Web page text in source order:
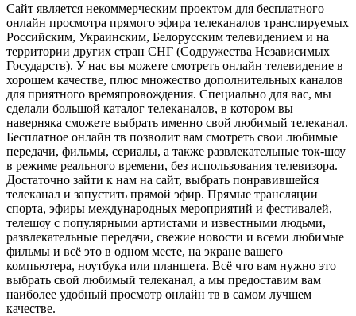
Сайт является некоммерческим проектом для бесплатного
онлайн просмотра прямого эфира телеканалов транслируемых
Российским, Украинским, Белорусским телевидением и на
территории других стран СНГ (Содружества Независимых
Государств). У нас вы можете смотреть онлайн телевидение в
хорошем качестве, плюс множество дополнительных каналов
для приятного времяпровождения. Специально для вас, мы
сделали большой каталог телеканалов, в котором вы
наверняка сможете выбрать именно свой любимый телеканал.
Бесплатное онлайн тв позволит вам смотреть свои любимые
передачи, фильмы, сериалы, а также развлекательные ток-шоу
в режиме реального времени, без использования телевизора.
Достаточно зайти к нам на сайт, выбрать понравившейся
телеканал и запустить прямой эфир. Прямые трансляции
спорта, эфиры международных мероприятий и фестивалей,
телешоу с популярными артистами и известными людьми,
развлекательные передачи, свежие новости и всеми любимые
фильмы и всё это в одном месте, на экране вашего
компьютера, ноутбука или планшета. Всё что вам нужно это
выбрать свой любимый телеканал, а мы предоставим вам
наиболее удобный просмотр онлайн тв в самом лучшем
качестве.